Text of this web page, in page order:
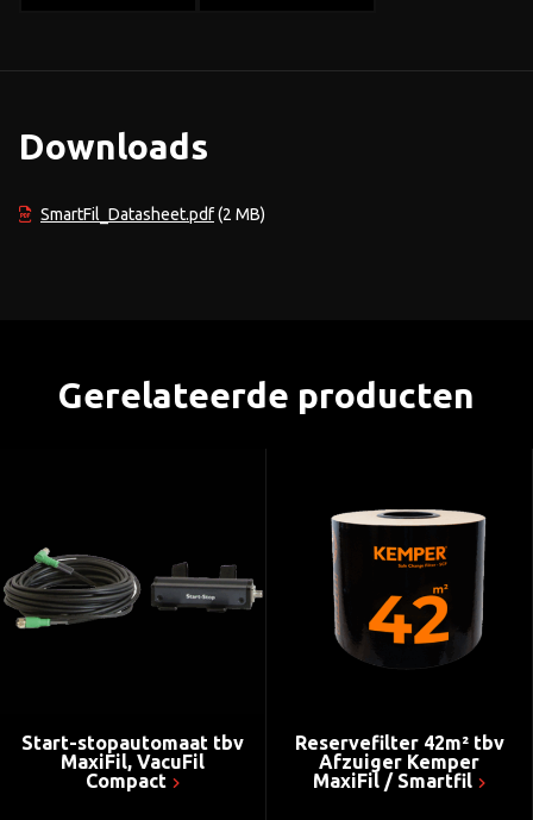
Downloads
SmartFil_Datasheet.pdf(2 MB)
Gerelateerde producten
Start-stopautomaat tbv
MaxiFil, VacuFil
Compact
Reservefilter 42m² tbv
Afzuiger Kemper
MaxiFil / Smartfil